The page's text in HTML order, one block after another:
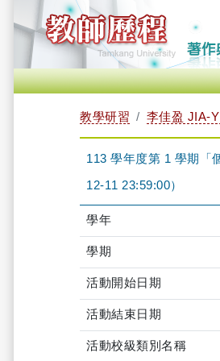
教學研習 李佳盈 JIA-
113 學年度第 1 學期「
12-11 23:59:00）
學年
學期
活動開始日期
活動結束日期
活動校級類別名稱